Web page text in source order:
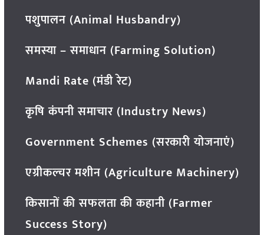
पशुपालन (Animal Husbandry)
समस्या – समाधान (Farming Solution)
Mandi Rate (मंडी रेट)
कृषि कंपनी समाचार (Industry News)
Government Schemes (सरकारी योजनाएं)
एग्रीकल्चर मशीन (Agriculture Machinery)
किसानों की सफलता की कहानी (Farmer
Success Story)